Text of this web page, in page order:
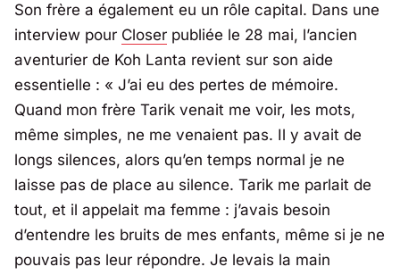
Son frère a également eu un rôle capital. Dans une
interview pour Closer publiée le 28 mai, l’ancien
aventurier de Koh Lanta revient sur son aide
essentielle : « J’ai eu des pertes de mémoire.
Quand mon frère Tarik venait me voir, les mots,
même simples, ne me venaient pas. Il y avait de
longs silences, alors qu’en temps normal je ne
laisse pas de place au silence. Tarik me parlait de
tout, et il appelait ma femme : j’avais besoin
d’entendre les bruits de mes enfants, même si je ne
pouvais pas leur répondre. Je levais la main